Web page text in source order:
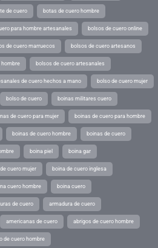
de cuero botas de cuero hombre
para hombre artesanales bolsos de cuero online
de cuero marruecos bolsos de cuero artesanos
hombre bolsos de cuero artesanales
de cuero hechos a mano bolso de cuero mujer
bolso de cuero boinas militares cuero
de cuero para mujer boinas de cuero para hombre
boinas de cuero hombre boinas de cuero
boina piel boina gar
cuero mujer boina de cuero inglesa
cuero hombre boina cuero
de cuero armadura de cuero
americanas de cuero abrigos de cuero hombre
de cuero hombre